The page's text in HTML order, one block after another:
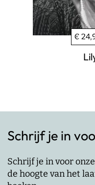
€
Schrijf je in
Schrijf je in voor
de hoogte van het